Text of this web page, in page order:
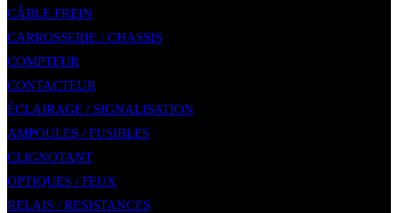
CÂBLE FREIN
CARROSSERIE / CHASSIS
COMPTEUR
CONTACTEUR
ÉCLAIRAGE / SIGNALISATION
AMPOULES / FUSIBLES
CLIGNOTANT
OPTIQUES / FEUX
RELAIS / RESISTANCES